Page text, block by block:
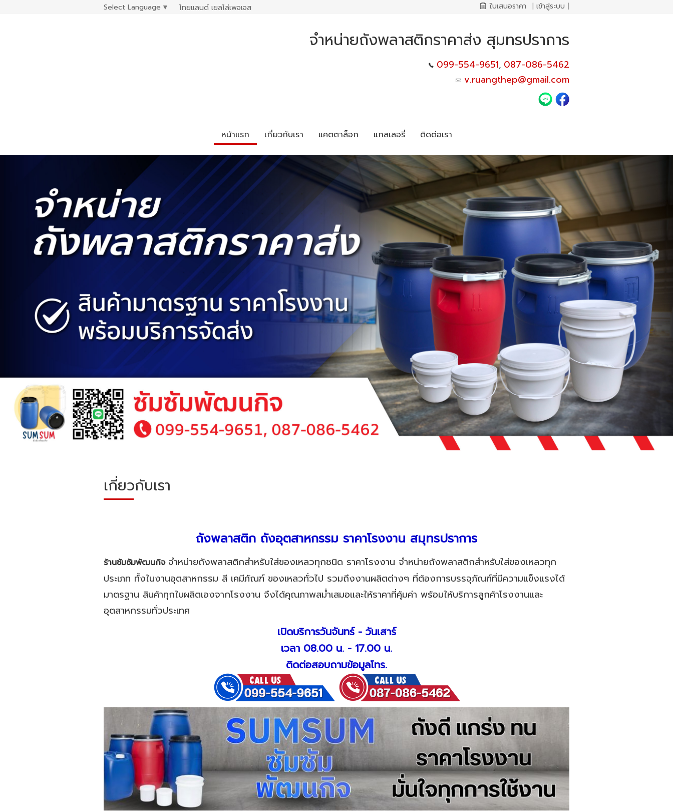
Select Language ▼ ไทยแลนด์ เยลโล่เพจเจส ใบเสนอราคา | เข้าสู่ระบบ |
จำหน่ายถังพลาสติกราคาส่ง สุมทรปราการ
099-554-9651, 087-086-5462
v.ruangthep@gmail.com
หน้าแรก เกี่ยวกับเรา แคตตาล็อก แกลเลอรี่ ติดต่อเรา
เกี่ยวกับเรา
ถังพลาสติก ถังอุตสาหกรรม ราคาโรงงาน สมุทรปราการ
ร้านซัมซัมพัฒนกิจ จำหน่ายถังพลาสติกสำหรับใส่ของเหลวทุกชนิด ราคาโรงงาน จำหน่ายถังพลาสติกสำหรับใส่ของเหลวทุก
ประเภท ทั้งในงานอุตสาหกรรม สี เคมีภัณฑ์ ของเหลวทั่วไป รวมถึงงานผลิตต่างๆ ที่ต้องการบรรจุภัณฑ์ที่มีความแข็งแรงได้
มาตรฐาน สินค้าทุกใบผลิตเองจากโรงงาน จึงได้คุณภาพสม่ำเสมอและให้ราคาที่คุ้มค่า พร้อมให้บริการลูกค้าโรงงานและ
อุตสาหกรรมทั่วประเทศ
เปิดบริการวันจันทร์ - วันเสาร์
เวลา 08.00 น. - 17.00 น.
ติดต่อสอบถามข้อมูลโทร.